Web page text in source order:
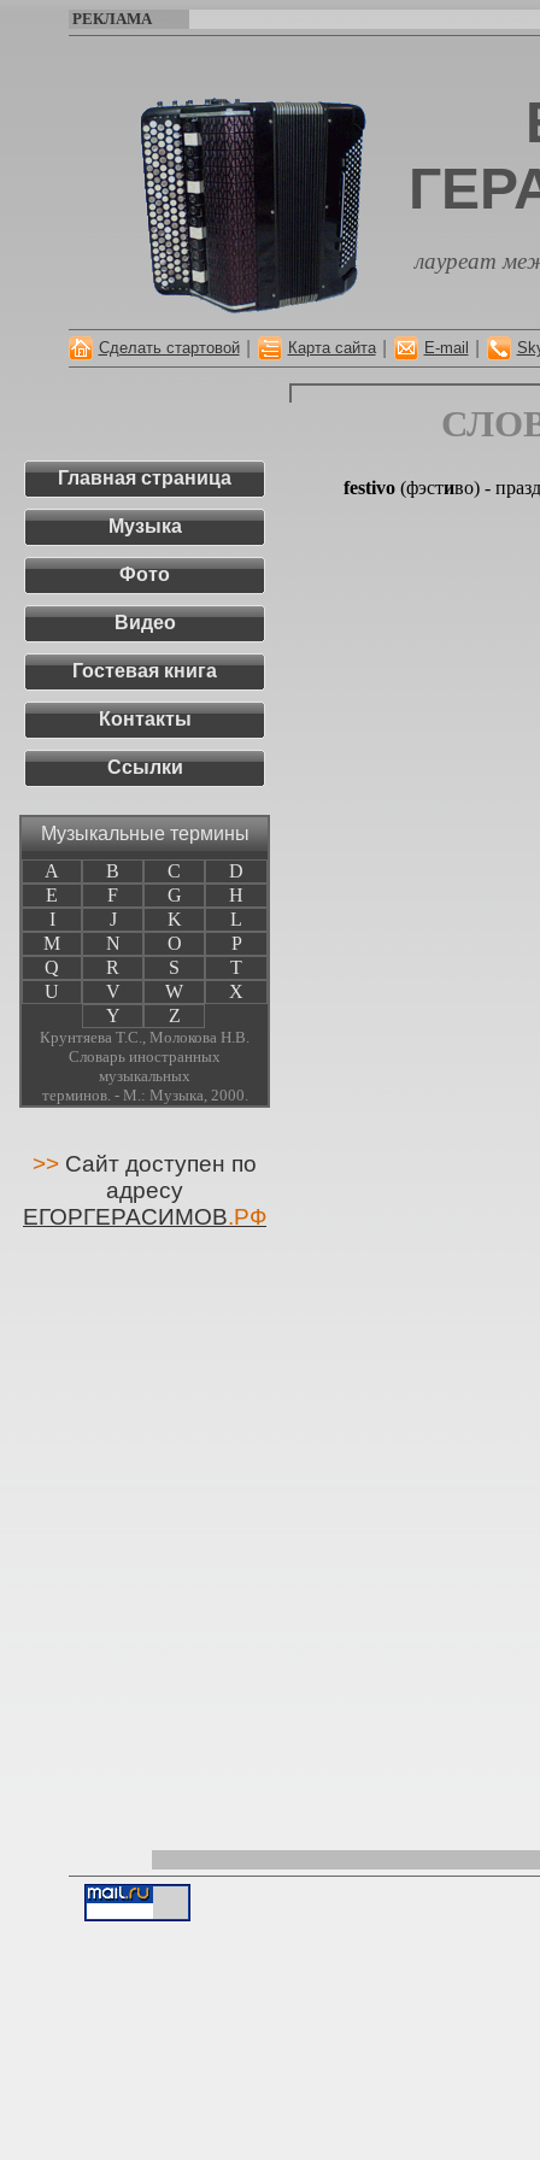
РЕКЛАМА
лауреат
Сделать стартовой Карта сайта E-mail
Главная страница
Музыка
Фото
Видео
Гостевая книга
Контакты
Ссылки
Музыкальные термины
A
B C
D
E
F G
H
I
J K
L
M
N O
P
Q
R S
T
U
V W
X
Y
Z
Крунтяева Т.С., Молокова Н.В.
Словарь иностранных
музыкальных
терминов. - М.: Музыка, 2000.
>> Сайт доступен по
адресу
ЕГОРГЕРАСИМОВ.РФ
festivo(фэстиво) -